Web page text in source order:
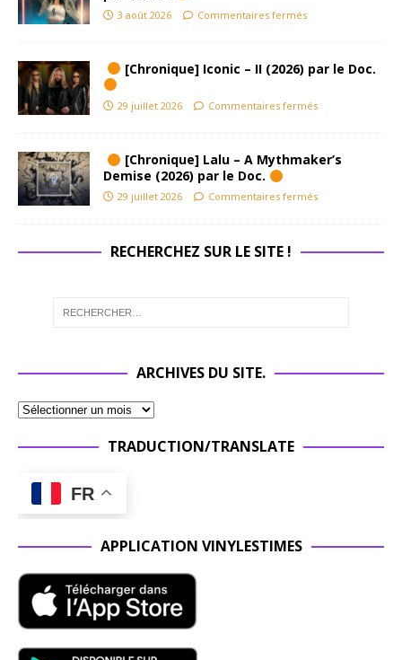
3 août 2026 Commentaires fermés
[Chronique] Iconic – II (2026) par le Doc.
29 juillet 2026 Commentaires fermés
[Chronique] Lalu – A Mythmaker’s
Demise (2026) par le Doc.
29 juillet 2026 Commentaires fermés
RECHERCHEZ SUR LE SITE !
ARCHIVES DU SITE.
TRADUCTION/TRANSLATE
FR
APPLICATION VINYLESTIMES